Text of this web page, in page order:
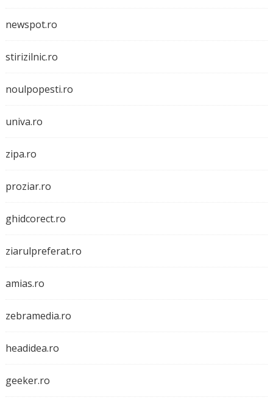
newspot.ro
stirizilnic.ro
noulpopesti.ro
univa.ro
zipa.ro
proziar.ro
ghidcorect.ro
ziarulpreferat.ro
amias.ro
zebramedia.ro
headidea.ro
geeker.ro